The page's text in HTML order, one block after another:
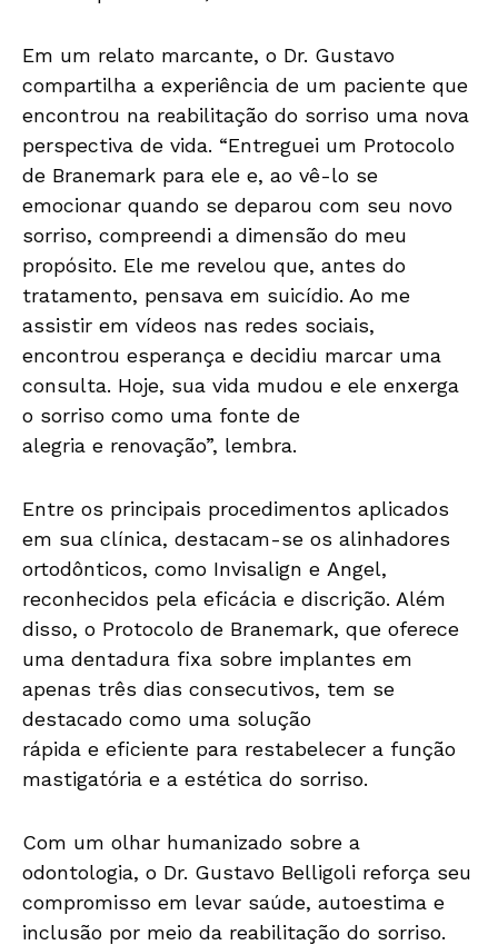
Em um relato marcante, o Dr. Gustavo
compartilha a experiência de um paciente que
encontrou na reabilitação do sorriso uma nova
perspectiva de vida. “Entreguei um Protocolo
de Branemark para ele e, ao vê-lo se
emocionar quando se deparou com seu novo
sorriso, compreendi a dimensão do meu
propósito. Ele me revelou que, antes do
tratamento, pensava em suicídio. Ao me
assistir em vídeos nas redes sociais,
encontrou esperança e decidiu marcar uma
consulta. Hoje, sua vida mudou e ele enxerga
o sorriso como uma fonte de
alegria e renovação”, lembra.
Entre os principais procedimentos aplicados
em sua clínica, destacam-se os alinhadores
ortodônticos, como Invisalign e Angel,
reconhecidos pela eficácia e discrição. Além
disso, o Protocolo de Branemark, que oferece
uma dentadura fixa sobre implantes em
apenas três dias consecutivos, tem se
destacado como uma solução
rápida e eficiente para restabelecer a função
mastigatória e a estética do sorriso.
Com um olhar humanizado sobre a
odontologia, o Dr. Gustavo Belligoli reforça seu
compromisso em levar saúde, autoestima e
inclusão por meio da reabilitação do sorriso.